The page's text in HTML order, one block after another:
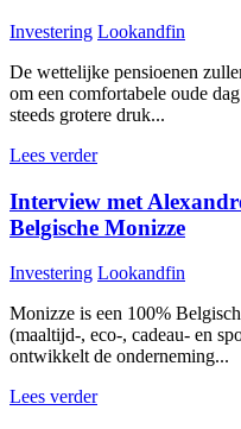
Investering Lookandfin
De wettelijke pensioenen
om een comfortabele oude
steeds grotere druk...
Lees verder
Interview met
Belgische Monizze
Investering Lookandfin
Monizze is een 100%
(maaltijd-, eco-, cadeau- en
ontwikkelt de onderneming...
Lees verder